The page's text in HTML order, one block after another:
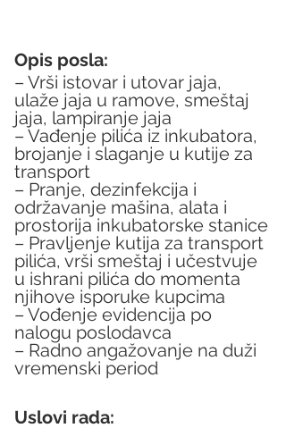
Opis posla:
– Vrši istovar i utovar jaja,
ulaže jaja u ramove, smeštaj
jaja, lampiranje jaja
– Vađenje pilića iz inkubatora,
brojanje i slaganje u kutije za
transport
– Pranje, dezinfekcija i
održavanje mašina, alata i
prostorija inkubatorske stanice
– Pravljenje kutija za transport
pilića, vrši smeštaj i učestvuje
u ishrani pilića do momenta
njihove isporuke kupcima
– Vođenje evidencija po
nalogu poslodavca
– Radno angažovanje na duži
vremenski period
Uslovi rada: